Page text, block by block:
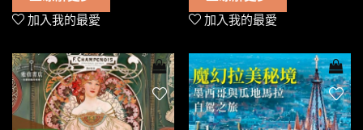
加入我的最愛
加入我的最愛